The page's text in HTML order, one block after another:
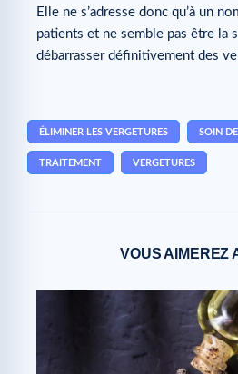
Elle ne s’adresse donc qu’à un
patients et ne semble pas être la
débarrasser définitivement des
ÉLIMINER LES VERGETURES SOIN
TRAITEMENT VERGETURES
VOUS AIMEREZ